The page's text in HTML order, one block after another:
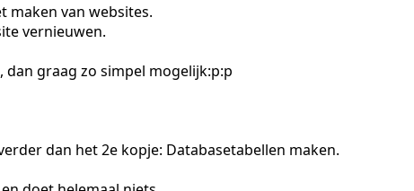
maken van websites.
vernieuwen.
graag zo simpel mogelijk:p:p
dan het 2e kopje: Databasetabellen maken.